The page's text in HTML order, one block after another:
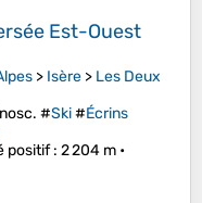
Est-Ouest
> Isère > Les Deux
#Ski#Écrins
positif: 2 204 m •